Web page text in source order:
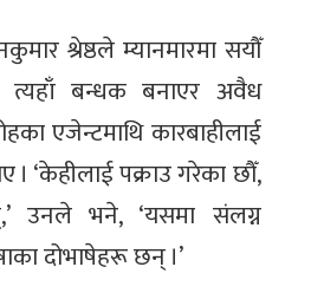
श्रेष्ठले म्यानमारमा सयौँ
त्यहाँ बन्धक बनाएर अवैध
एजेन्टमाथि कारबाहीलाई
। ‘केहीलाई पक्राउ गरेका छौँ,
उनले भने, ‘यसमा संलग्न
दोभाषेहरू छन् ।’